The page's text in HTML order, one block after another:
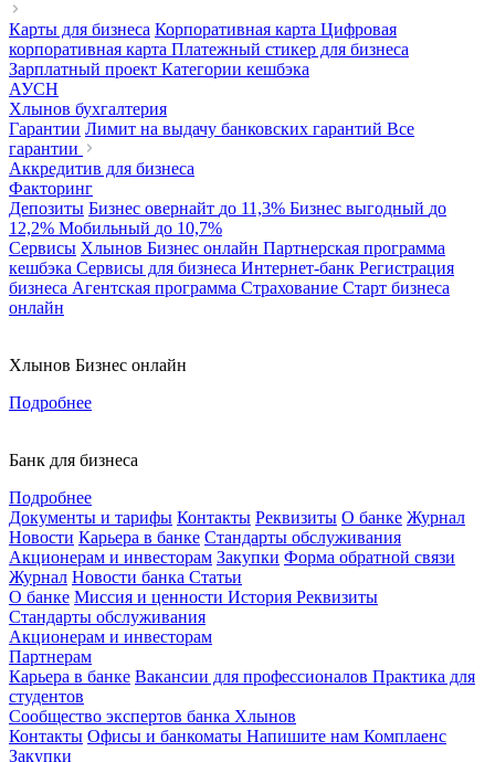
Карты для бизнеса Корпоративная карта Цифровая
корпоративная карта Платежный стикер для бизнеса
Зарплатный проект Категории кешбэка
АУСН
Хлынов бухгалтерия
Гарантии Лимит на выдачу банковских гарантий Все
гарантии
Аккредитив для бизнеса
Факторинг
Депозиты Бизнес овернайт до 11,3% Бизнес выгодный до
12,2% Мобильный до 10,7%
Сервисы Хлынов Бизнес онлайн Партнерская программа
кешбэка Сервисы для бизнеса Интернет-банк Регистрация
бизнеса Агентская программа Страхование Старт бизнеса
онлайн
Хлынов Бизнес онлайн
Подробнее
Банк для бизнеса
Подробнее
Документы и тарифы Контакты Реквизиты О банке Журнал
Новости Карьера в банке Стандарты обслуживания
Акционерам и инвесторам Закупки Форма обратной связи
Журнал Новости банка Статьи
О банке Миссия и ценности История Реквизиты
Стандарты обслуживания
Акционерам и инвесторам
Партнерам
Карьера в банке Вакансии для профессионалов Практика для
студентов
Сообщество экспертов банка Хлынов
Контакты Офисы и банкоматы Напишите нам Комплаенс
Закупки